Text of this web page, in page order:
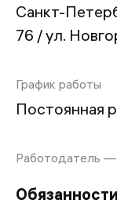
Санкт-
76 / ул.
График работы
Постоянная
Работодатель —